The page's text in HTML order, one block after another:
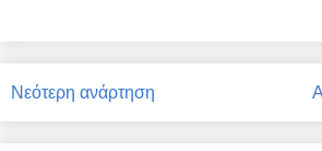
Νεότερη ανάρτηση